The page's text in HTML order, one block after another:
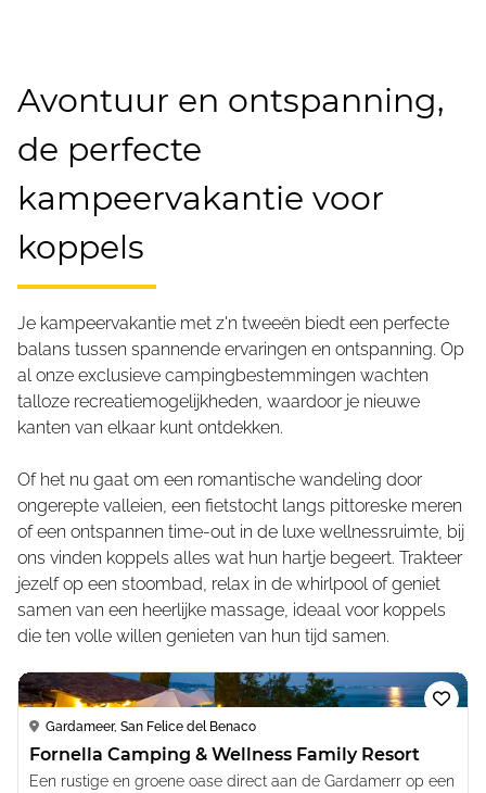
Avontuur en ontspanning,
de perfecte
kampeervakantie voor
koppels
Je kampeervakantie met z'n tweeën biedt een perfecte
balans tussen spannende ervaringen en ontspanning. Op
al onze exclusieve campingbestemmingen wachten
talloze recreatiemogelijkheden, waardoor je nieuwe
kanten van elkaar kunt ontdekken.
Of het nu gaat om een romantische wandeling door
ongerepte valleien, een fietstocht langs pittoreske meren
of een ontspannen time-out in de luxe wellnessruimte, bij
ons vinden koppels alles wat hun hartje begeert. Trakteer
jezelf op een stoombad, relax in de whirlpool of geniet
samen van een heerlijke massage, ideaal voor koppels
die ten volle willen genieten van hun tijd samen.
Loading...
Gardameer, San Felice del Benaco
Fornella Camping & Wellness Family Resort
Een rustige en groene oase direct aan de Gardamerr op een